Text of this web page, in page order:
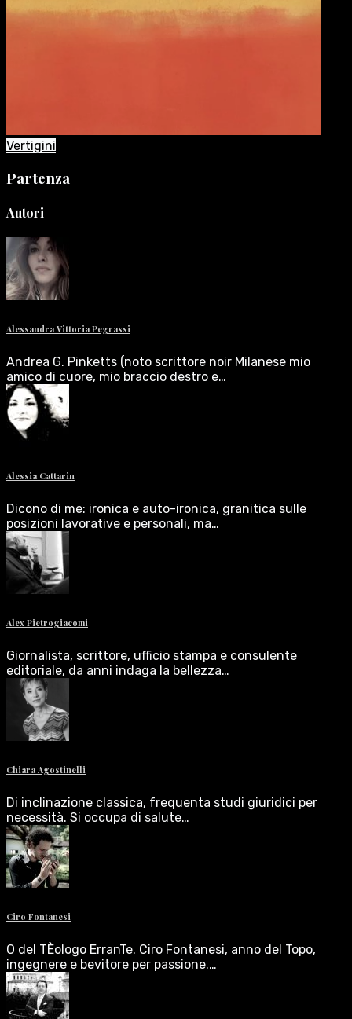
Vertigini
Partenza
Autori
Alessandra Vittoria Pegrassi
Andrea G. Pinketts (noto scrittore noir Milanese mio
amico di cuore, mio braccio destro e…
Alessia Cattarin
Dicono di me: ironica e auto-ironica, granitica sulle
posizioni lavorative e personali, ma…
Alex Pietrogiacomi
Giornalista, scrittore, ufficio stampa e consulente
editoriale, da anni indaga la bellezza…
Chiara Agostinelli
Di inclinazione classica, frequenta studi giuridici per
necessità. Si occupa di salute…
Ciro Fontanesi
O del TÈologo ErranTe. Ciro Fontanesi, anno del Topo,
ingegnere e bevitore per passione.…